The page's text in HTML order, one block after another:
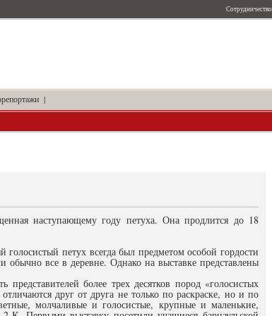
Сотрудничество
|
наступающему году петуха. Она продлится до 18
петух всегда был предметом особой гордости
все в деревне. Однако на выставке представлены
более трех десятков пород «голосистых
друг от друга не только по раскраске, но и по
молчаливые и голосистые, крупные и маленькие,